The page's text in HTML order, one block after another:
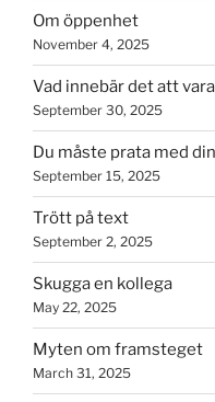
Om öppenhet
November 4, 2025
Vad innebär det att
September 30, 2025
Du måste prata med
September 15, 2025
Trött på text
September 2, 2025
Skugga en kollega
May 22, 2025
Myten om framsteget
March 31, 2025